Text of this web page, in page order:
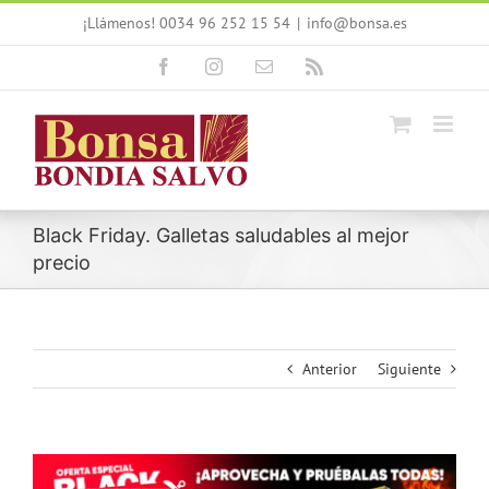
Saltar
¡Llámenos! 0034 96 252 15 54 | info@bonsa.es
FacebookInstagramCorreo
Black Friday. Galletas saludables al mejor
precio
Anterior Siguiente